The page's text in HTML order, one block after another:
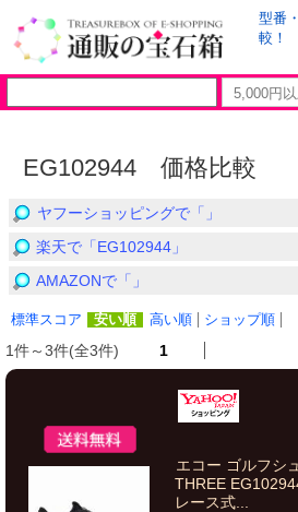
型番
較！
EG102944 価格比較
ヤフーショッピングで「」
楽天で「EG102944」
AMAZONで「」
標準スコア 安い順 高い順 ショップ順
1件～3件(全3件) 1
エコー ゴルフシ
THREE
レース式...